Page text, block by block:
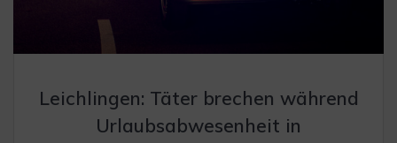
Leichlingen: Täter brechen während
Urlaubsabwesenheit in